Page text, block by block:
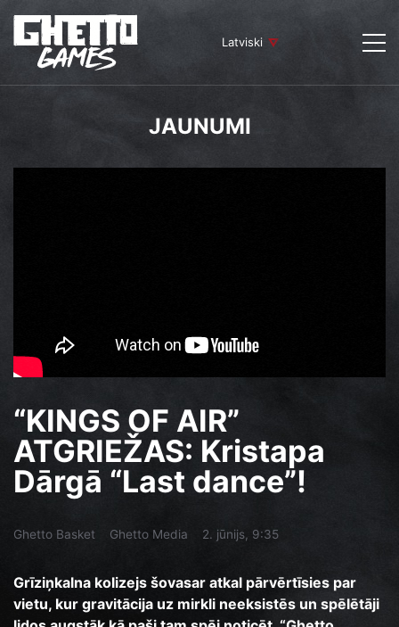
Latviski
JAUNUMI
“KINGS OF AIR”
ATGRIEŽAS: Kristapa
Dārgā “Last dance”!
Ghetto Basket Ghetto Media 2. jūnijs, 9:35
Grīziņkalna kolizejs šovasar atkal pārvērtīsies par
vietu, kur gravitācija uz mirkli neeksistēs un spēlētāji